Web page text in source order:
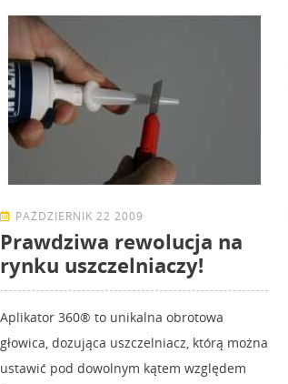
PAŹDZIERNIK 22 2009
Prawdziwa rewolucja na
rynku uszczelniaczy!
Aplikator 360® to unikalna obrotowa
głowica, dozująca uszczelniacz, którą można
ustawić pod dowolnym kątem względem